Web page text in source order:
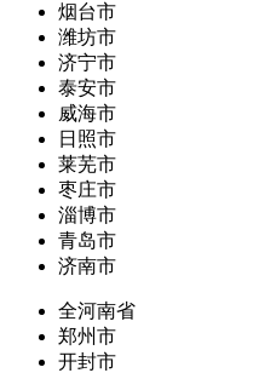
烟台市
潍坊市
济宁市
泰安市
威海市
日照市
莱芜市
枣庄市
淄博市
青岛市
济南市
全河南省
郑州市
开封市